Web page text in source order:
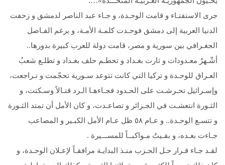
جرى الاستفتـاء و قامت الوحـدة، و جـاء عبد الناصر لدمشق و زحفت
الدنيا العربية إلى دمشق فوحـدت كلمـة الأمـة، و برغم الفـاصل
الجغـرافي بين سورية و مصر، قامت دولة للعرب كبيرة بدورها..
أشّـهرٌ معـدودات و ثارت بغـداد و تحطـم حلف بغـداد و تطلـع شعبُ
العـراق للوحـدة و تركيا التي كانت تتوعد سـورية تحجّمت و تـراجعت،
وإسـرائيل تحـرشـت على الحـدود فجـاءهـا الـرد قتـالاً وسـكتت، و
الثـورة انتعشـت في الجـزائر و تصاعـدت، و كان الأمل أن تمتد الثـورة
و تتسـع الوحـدة.. و عـام ٥٨ ظل عـام الأمل الكبـير و المصاعب
جـاءت بعـده، و بقـيتُ مـواكبــاً للمســـيرة .
لقـد جـاء قـرار حـل الحـزب منـذ البدايـة مرافقـاً لإعـلان الوحـدة، و